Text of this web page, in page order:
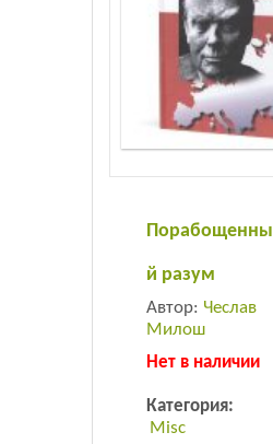
Порабощенны
й разум
Автор: Чеслав
Милош
Нет в наличии
Категория:
Misc